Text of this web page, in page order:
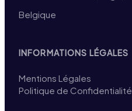
Belgique
INFORMATIONS LÉGALES
Mentions Légales
Politique de Confidentialité